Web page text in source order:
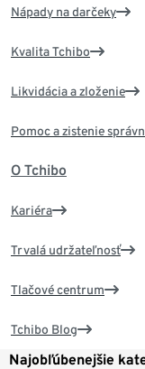
Nápady na darčeky
Kvalita Tchibo
Likvidácia a zloženie
Pomoc a zistenie
O Tchibo
Kariéra
Trvalá udržateľnosť
Tlačové centrum
Tchibo Blog
Najobľúbenejšie